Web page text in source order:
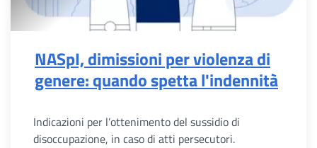
NASpI, dimissioni per violenza di
genere: quando spetta l'indennità
Indicazioni per l’ottenimento del sussidio di
disoccupazione, in caso di atti persecutori.